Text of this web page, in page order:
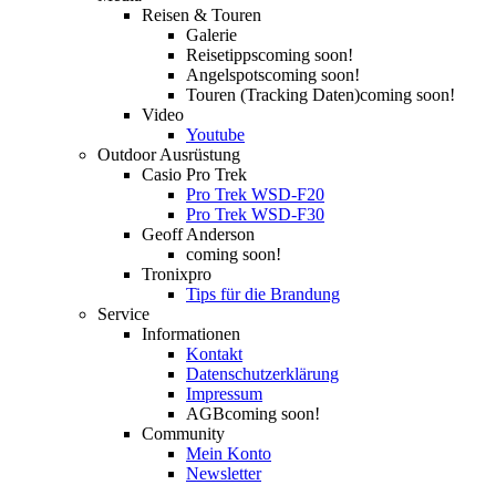
Reisen & Touren
Galerie
Reisetippscoming soon!
Angelspotscoming soon!
Touren (Tracking Daten)coming soon!
Video
Youtube
Outdoor Ausrüstung
Casio Pro Trek
Pro Trek WSD-F20
Pro Trek WSD-F30
Geoff Anderson
coming soon!
Tronixpro
Tips für die Brandung
Service
Informationen
Kontakt
Datenschutzerklärung
Impressum
AGBcoming soon!
Community
Mein Konto
Newsletter